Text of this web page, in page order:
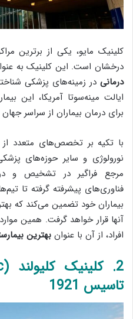
کلینیک مایو، یکی از برترین
درخشان است. این کلینیک به
درمانی در زمینه‌های پزشکی
ایالت مینه‌سوتا آمریکا، این
برای درمان بیماران از سراسر
با تکیه بر تخصص‌های متعدد
نورولوژی و سایر حوزه‌های
مرجع فراگیر در تشخیص و
فناوری‌های پیشرفته گرفته تا
بیماران خود تضمین می‌کند که
آنها قرار خواهد گرفت. همین
افراد، از آن با عنوان بهترین
تاسیس 1921